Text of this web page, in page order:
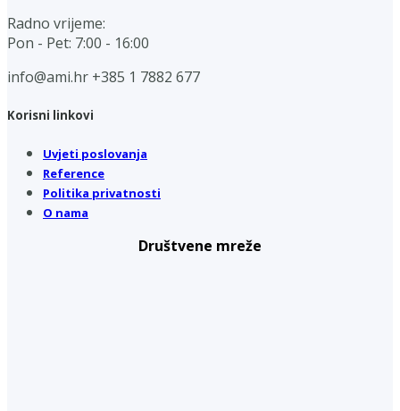
Radno vrijeme:
Pon - Pet: 7:00 - 16:00
info@ami.hr +385 1 7882 677
Korisni linkovi
Uvjeti poslovanja
Reference
Politika privatnosti
O nama
Društvene mreže